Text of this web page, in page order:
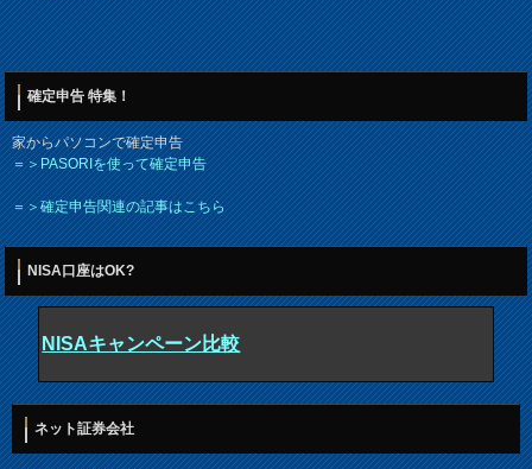
確定申告 特集！
家からパソコンで確定申告
＝＞PASORIを使って確定申告
＝＞確定申告関連の記事はこちら
NISA口座はOK?
NISAキャンペーン比較
ネット証券会社